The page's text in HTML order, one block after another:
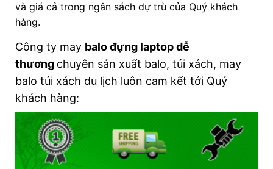
và giá cả trong ngân sách dự trù của Quý khách
hàng.
Công ty may balo đựng laptop dễ
thương chuyên sản xuất balo, túi xách, may
balo túi xách du lịch luôn cam kết tới Quý
khách hàng: